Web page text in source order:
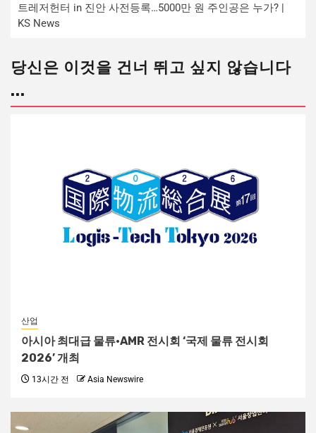
트레저헌터 in 진안 사전등록…5000만 원 주인공은 누가? |
KS News
당신은 이것을 건너 뛰고 싶지 않습니다
...
산업
아시아 최대급 물류·AMR 전시회 ‘국제 물류 전시회
2026’ 개최
13시간 전 Asia Newswire